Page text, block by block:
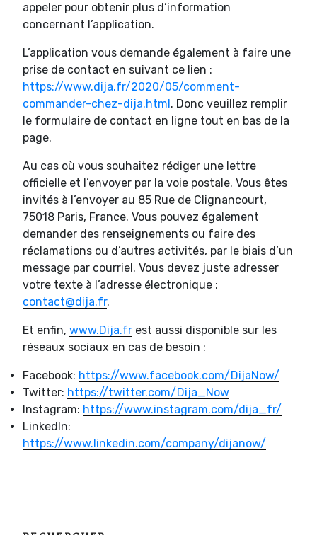
appeler pour obtenir plus d’information
concernant l’application.
L’application vous demande également à faire une
prise de contact en suivant ce lien :
https://www.dija.fr/2020/05/comment-
commander-chez-dija.html. Donc veuillez remplir
le formulaire de contact en ligne tout en bas de la
page.
Au cas où vous souhaitez rédiger une lettre
officielle et l’envoyer par la voie postale. Vous êtes
invités à l’envoyer au 85 Rue de Clignancourt,
75018 Paris, France. Vous pouvez également
demander des renseignements ou faire des
réclamations ou d’autres activités, par le biais d’un
message par courriel. Vous devez juste adresser
votre texte à l’adresse électronique :
contact@dija.fr.
Et enfin, www.Dija.fr est aussi disponible sur les
réseaux sociaux en cas de besoin :
Facebook: https://www.facebook.com/DijaNow/
Twitter: https://twitter.com/Dija_Now
Instagram: https://www.instagram.com/dija_fr/
LinkedIn:
https://www.linkedin.com/company/dijanow/